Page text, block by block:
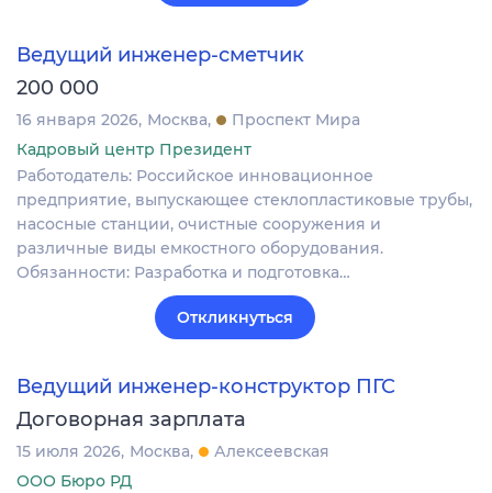
Ведущий инженер-сметчик
200 000
16 января 2026 Москва
Проспект Мира
Кадровый центр Президент
Работодатель: Российское инновационное
предприятие, выпускающее стеклопластиковые трубы,
насосные станции, очистные сооружения и
различные виды емкостного оборудования.
Обязанности: Разработка и подготовка…
Откликнуться
Ведущий инженер-конструктор ПГС
Договорная зарплата
15 июля 2026 Москва
Алексеевская
ООО Бюро РД